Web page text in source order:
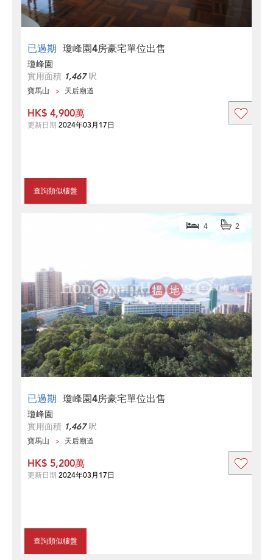
已過期 瓊峰園4房豪宅單位出售
瓊峰園
實用面積 1,467呎
寶馬山 天后廟道
查詢類似樓盤
HK$ 4,900萬
更新日期 2024年03月17日
已過期 瓊峰園4房豪宅單位出售
4 2
瓊峰園
實用面積 1,467呎
寶馬山 天后廟道
查詢類似樓盤
HK$ 5,200萬
更新日期 2024年03月17日